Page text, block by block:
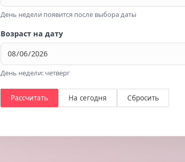
День недели появится после выбора даты
Возраст на дату
День недели: четверг
Рассчитать На сегодня Сбросить